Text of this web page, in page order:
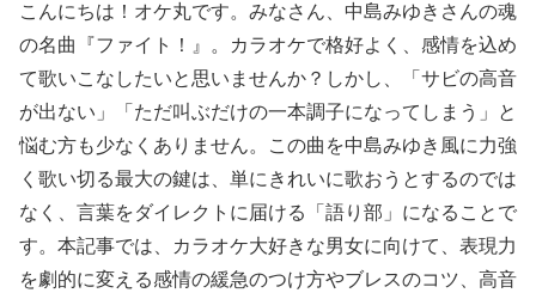
こんにちは！オケ丸です。みなさん、中島みゆきさんの魂
の名曲『ファイト！』。カラオケで格好よく、感情を込め
て歌いこなしたいと思いませんか？しかし、「サビの高音
が出ない」「ただ叫ぶだけの一本調子になってしまう」と
悩む方も少なくありません。この曲を中島みゆき風に力強
く歌い切る最大の鍵は、単にきれいに歌おうとするのでは
なく、言葉をダイレクトに届ける「語り部」になることで
す。本記事では、カラオケ大好きな男女に向けて、表現力
を劇的に変える感情の緩急のつけ方やブレスのコツ、高音